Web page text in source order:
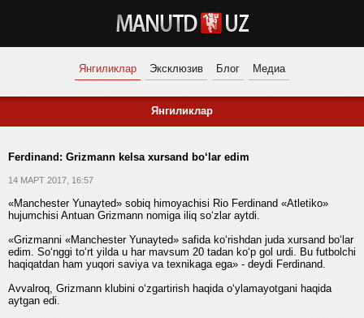
Янгиликлар Эксклюзив Блог Медиа
Янгиликлар
Ferdinand: Grizmann kelsa xursand bo‘lar edim
14 МАРТ 2017, 16:57
«Manchester Yunayted» sobiq himoyachisi Rio Ferdinand «Atletiko»
hujumchisi Antuan Grizmann nomiga iliq so‘zlar aytdi.
«Grizmanni «Manchester Yunayted» safida ko‘rishdan juda xursand bo‘lar
edim. So‘nggi to‘rt yilda u har mavsum 20 tadan ko‘p gol urdi. Bu futbolchi
haqiqatdan ham yuqori saviya va texnikaga ega» - deydi Ferdinand.
Avvalroq, Grizmann klubini o‘zgartirish haqida o‘ylamayotgani haqida
aytgan edi.